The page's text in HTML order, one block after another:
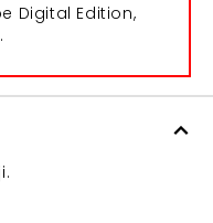
Digital Edition,